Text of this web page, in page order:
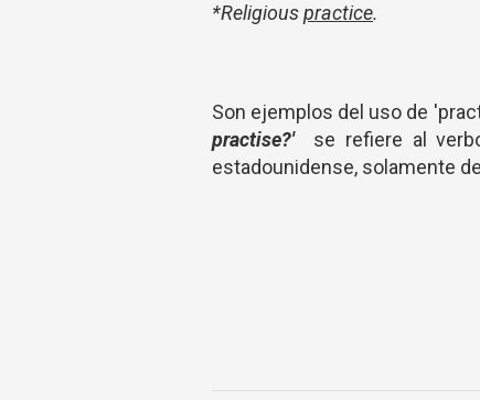
*Religiouspractice.
Son ejemplos del uso de
practise?' se refiere al
estadounidense, solamente